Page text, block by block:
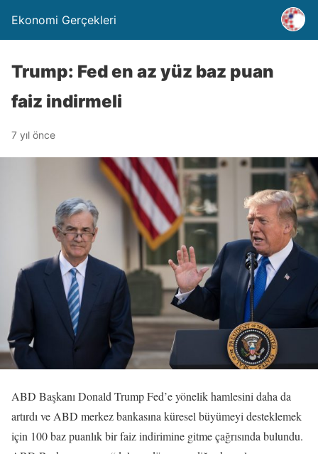
Ekonomi Gerçekleri
Trump: Fed en az yüz baz puan
faiz indirmeli
7 yıl önce
ABD Başkanı Donald Trump Fed’e yönelik hamlesini daha da
artırdı ve ABD merkez bankasına küresel büyümeyi desteklemek
için 100 baz puanlık bir faiz indirimine gitme çağrısında bulundu.